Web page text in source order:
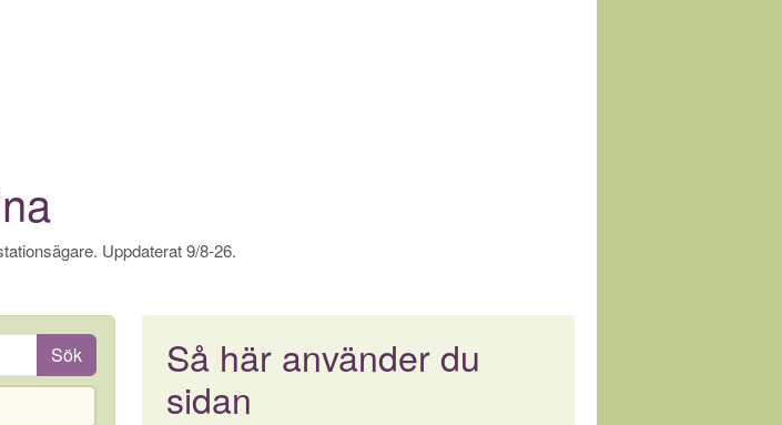
Uppdaterat 9/8-26.
Sök
Så här använder du
sidan